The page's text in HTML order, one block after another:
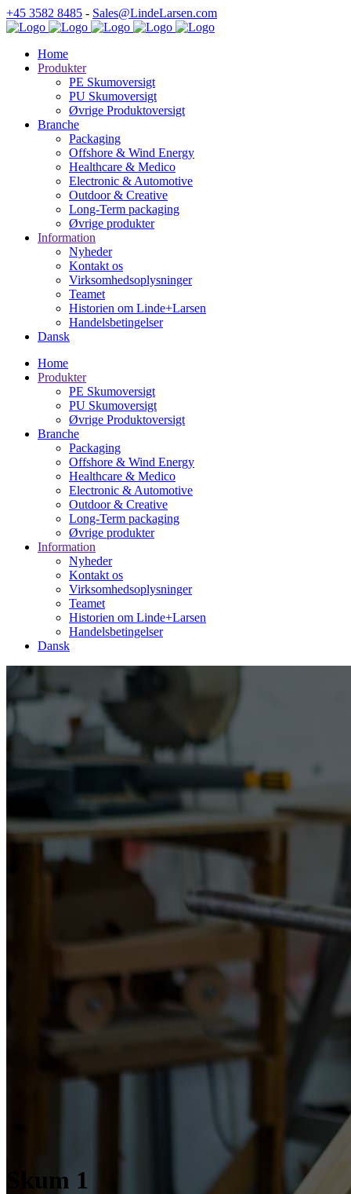
+45 3582 8485 - Sales@LindeLarsen.com
Home
Produkter
PE Skumoversigt
PU Skumoversigt
Øvrige Produktoversigt
Branche
Packaging
Offshore & Wind Energy
Healthcare & Medico
Electronic & Automotive
Outdoor & Creative
Long-Term packaging
Øvrige produkter
Information
Nyheder
Kontakt os
Virksomhedsoplysninger
Teamet
Historien om Linde+Larsen
Handelsbetingelser
Dansk
Home
Produkter
PE Skumoversigt
PU Skumoversigt
Øvrige Produktoversigt
Branche
Packaging
Offshore & Wind Energy
Healthcare & Medico
Electronic & Automotive
Outdoor & Creative
Long-Term packaging
Øvrige produkter
Information
Nyheder
Kontakt os
Virksomhedsoplysninger
Teamet
Historien om Linde+Larsen
Handelsbetingelser
Dansk
Skum 1